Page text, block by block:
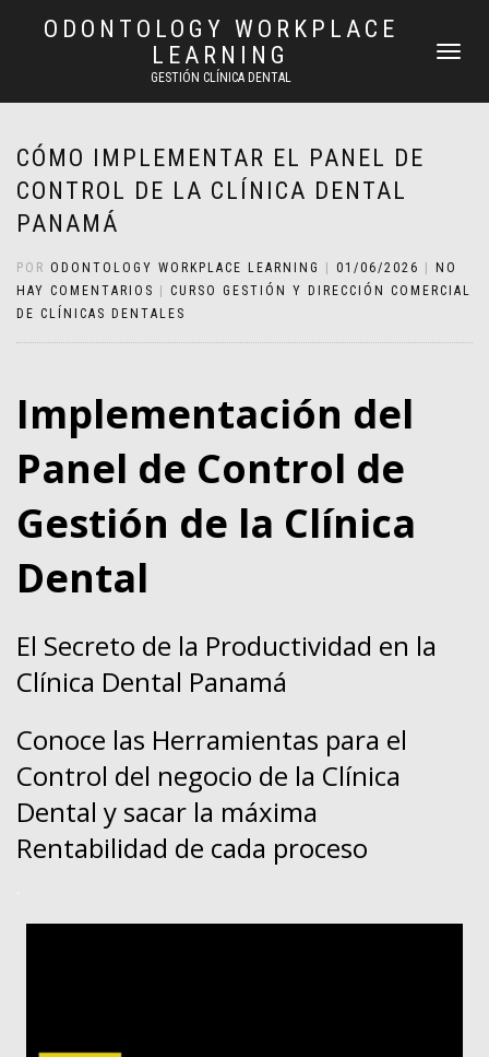
ODONTOLOGY WORKPLACE
LEARNING
GESTIÓN CLÍNICA DENTAL
CAMBIAR
CÓMO IMPLEMENTAR EL PANEL DE
CONTROL DE LA CLÍNICA DENTAL
PANAMÁ
POR ODONTOLOGY WORKPLACE LEARNING 01/06/2026
NO
HAY COMENTARIOS
CURSO GESTIÓN Y DIRECCIÓN COMERCIAL
DE CLÍNICAS DENTALES
Implementación del
Panel de Control de
Gestión de la Clínica
Dental
El Secreto de la Productividad en la
Clínica Dental Panamá
Conoce las Herramientas para el
Control del negocio de la Clínica
Dental y sacar la máxima
Rentabilidad de cada proceso